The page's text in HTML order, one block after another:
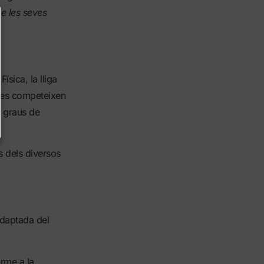
les seves
la lliga
competeixen
graus de
dels diversos
del
a la